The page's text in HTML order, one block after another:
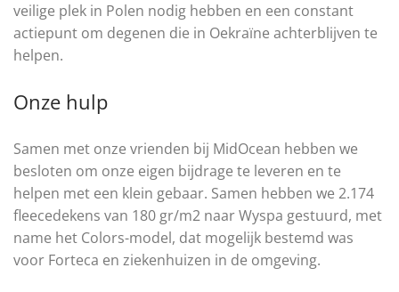
veilige plek in Polen nodig hebben en een constant
actiepunt om degenen die in Oekraïne achterblijven te
helpen.
Onze hulp
Samen met onze vrienden bij MidOcean hebben we
besloten om onze eigen bijdrage te leveren en te
helpen met een klein gebaar. Samen hebben we 2.174
fleecedekens van 180 gr/m2 naar Wyspa gestuurd, met
name het Colors-model, dat mogelijk bestemd was
voor Forteca en ziekenhuizen in de omgeving.